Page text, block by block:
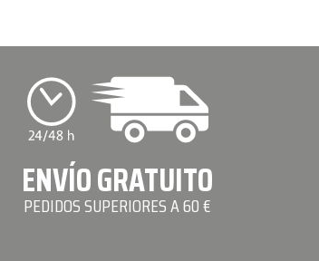
ENVÍO GRATUITO
PEDIDOS SUPERIORES A 60 €